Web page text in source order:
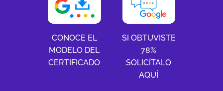
CONOCE EL
MODELO DEL
CERTIFICADO
SI OBTUVISTE
78%
SOLICÍTALO
AQUÍ